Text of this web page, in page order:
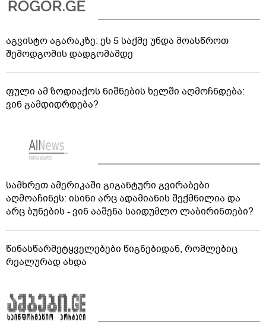
აგვისტო აგარაკზე: ეს 5 საქმე უნდა მოასწროთ
შემოდგომის დადგომამდე
ფული ამ ზოდიაქოს ნიშნების ხელში აღმოჩნდება:
ვინ გამდიდრდება?
სამხრეთ ამერიკაში გიგანტური გვირაბები
აღმოაჩინეს: ისინი არც ადამიანის შექმნილია და
არც ბუნების - ვინ ააშენა საიდუმლო ლაბირინთები?
წინასწარმეტყველებები წიგნებიდან, რომლებიც
რეალურად ახდა